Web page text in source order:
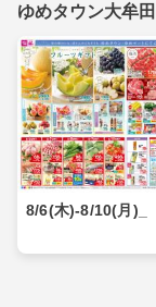
ゆめタウン大牟
8/6(木)-8/10(月)_